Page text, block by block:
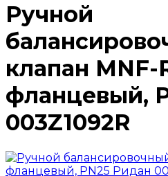
Ручной
клапан MNF-
фланцевый,
003Z1092R